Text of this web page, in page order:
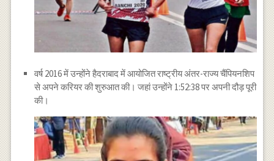
वर्ष 2016 में उन्होंने हैदराबाद में आयोजित राष्ट्रीय अंतर-राज्य चैंपियनशिप
से अपने करियर की शुरुआत की। जहां उन्होंने 1:52:38 पर अपनी दौड़ पूरी
की।